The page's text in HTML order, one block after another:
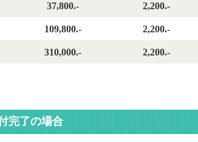
37,800.- 2,200.-
109,800.- 2,200.-
310,000.- 2,200.-
完了の場合